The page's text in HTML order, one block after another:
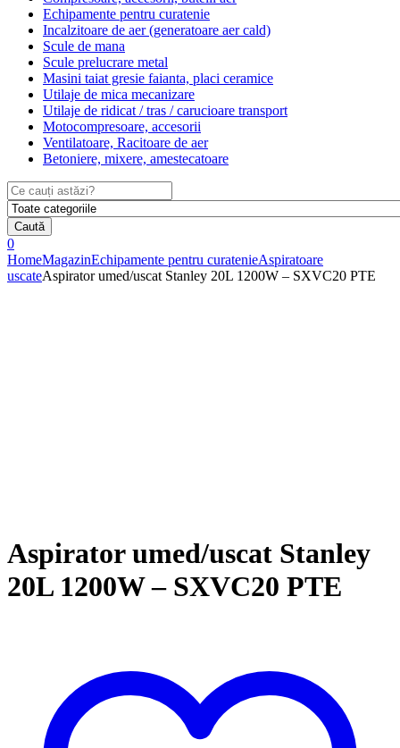
Echipamente pentru curatenie
Incalzitoare de aer (generatoare aer cald)
Scule de mana
Scule prelucrare metal
Masini taiat gresie faianta, placi ceramice
Utilaje de mica mecanizare
Utilaje de ridicat / tras / carucioare transport
Motocompresoare, accesorii
Ventilatoare, Racitoare de aer
Betoniere, mixere, amestecatoare
Search
for:
Caută
0
HomeMagazinEchipamente pentru curatenieAspiratoare
uscateAspirator umed/uscat Stanley 20L 1200W – SXVC20 PTE
Aspirator umed/uscat Stanley
20L 1200W – SXVC20 PTE